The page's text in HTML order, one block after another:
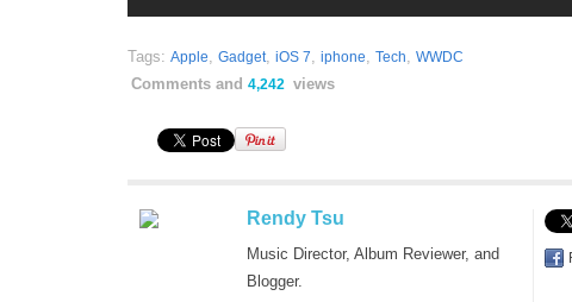
Tags: Apple, Gadget, iOS 7, iphone, Tech, WWDC
Comments and 4,242 views
Rendy Tsu
Music Director, Album Reviewer, and
Blogger.